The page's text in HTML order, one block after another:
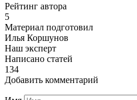
Рейтинг автора
5
Материал подготовил
Илья Коршунов
Наш эксперт
Написано статей
134
Добавить комментарий